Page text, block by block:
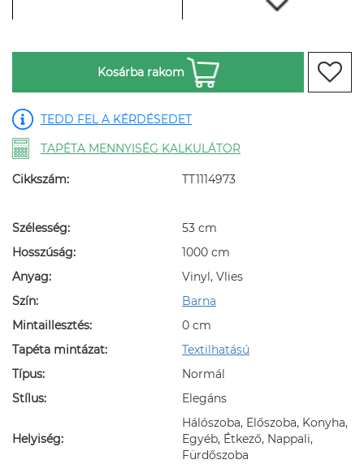
Kosárba rakom
TEDD FEL A KÉRDÉSEDET
TAPÉTA MENNYISÉG KALKULÁTOR
Cikkszám: TT1114973
Szélesség:
53 cm
Hosszúság:
1000 cm
Anyag:
Vinyl, Vlies
Szín:
Barna
Mintaillesztés:
0 cm
Tapéta mintázat:
Textilhatású
Típus:
Normál
Stílus:
Elegáns
Helyiség:
Hálószoba, Előszoba, Konyha,
Egyéb, Étkező, Nappali,
Fürdőszoba